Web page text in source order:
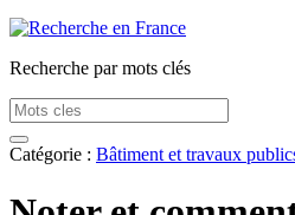
Recherche par mots clés
Catégorie : Bâtiment et travaux